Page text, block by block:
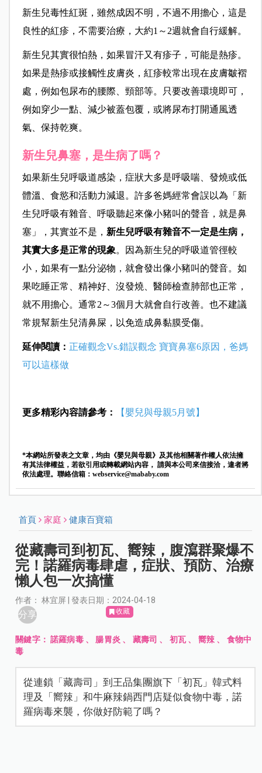
新生兒毒性紅斑，雖然成因不明，不過不用擔心，這是
良性的紅疹，不需要治療，大約1～2週就會自行緩解。
新生兒其實很怕熱，如果冒汗又有疹子，可能是熱疹。
如果是熱疹或接觸性皮膚炎，紅疹較常出現在皮膚皺褶
處，例如包尿布的腰際、頸部等。只要改善環境即可，
例如穿少一點、減少被蓋包覆，或將尿布打開通風透
氣、保持乾爽。
新生兒鼻塞，是生病了嗎？
如果新生兒呼吸道感染，症狀大多是呼吸喘、發燒或低
體溫、食慾和活動力減退。許多爸媽經常會誤以為「新
生兒呼吸有雜音、呼吸聽起來像小豬叫的聲音，就是鼻
塞」，其實並不是， 新生兒呼吸有雜音不一定是生病，
其實大多是正常的現象。因為新生兒的呼吸道管徑較
小，如果有一點分泌物，就會發出像小豬叫的聲音。如
果吃睡正常、精神好、沒發燒、醫師檢查肺部也正常，
就不用擔心。通常2～3個月大就會自行改善。也不建議
常規幫新生兒清鼻屎，以免造成鼻黏膜受傷。
延伸閱讀： 正確觀念Vs.錯誤觀念 寶寶鼻塞6原因，爸媽
可以這樣做
更多精彩內容請參考： 【嬰兒與母親5月號】
*本網站所發表之文章，均由《嬰兒與母親》及其他相關著作權人依法擁
有其法律權益，若欲引用或轉載網站內容， 請與本公司來信接洽，違者將
依法處理。聯絡信箱： webservice@mababy.com
首頁 家庭 健康百寶箱
從藏壽司到初瓦、嚮辣，腹瀉群聚爆不
完！諾羅病毒肆虐，症狀、預防、治療
懶人包一次搞懂
作者： 林宜屏 | 發表日期：2024-04-18
分享 收藏
關鍵字：諾羅病毒、 腸胃炎 、 藏壽司 、 初瓦、 嚮辣、 食物中
毒
從連鎖「藏壽司」到王品集團旗下「初瓦」韓式料
理及「嚮辣」和牛麻辣鍋西門店疑似食物中毒，諾
羅病毒來襲，你做好防範了嗎？